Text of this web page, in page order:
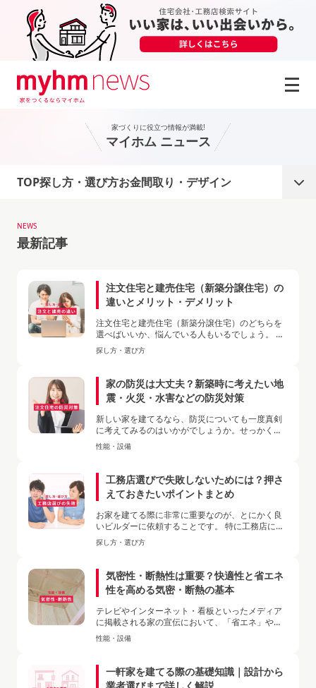
Skip to content
家づくりに役立つ情報が満載!
マイホム ニュース
TOP探し方・選び方お金間取り・デザイン
NEWS
最新記事
注文住宅と建売住宅（新築分譲住宅）の
違いとメリット・デメリット
注文住宅と建売住宅（新築分譲住宅）のどちらを
選べばいいか、悩んでいる人もいるでしょう。 注
文住宅と建売住宅（新築分譲住宅）の違いは、主
に以下の4つです。 注文住…
探し方・選び方
家の防災は大丈夫？新築時に考えたい地
震・火災・水害などの防災対策
新しい家を建てるなら、防災についても一度真剣
に考えてみるのはいかがでしょうか。せっかく建
てた大切な家が、地震や水害で壊れてしまったら
悲しいですよね。 しかし、し…
性能・設備
工務店選びで失敗しないためには？押さ
えておきたいポイントまとめ
お家を建てる際に非常に重要なのが、とにかく良
いビルダーに依頼することです。 特に工務店に依
頼する場合、業者による良し悪しがはっきりと分
かれる傾向にあります。 こ…
探し方・選び方
気密性・断熱性は重要？快適性と省エネ
性を高める気密・断熱の基本
テレビやインターネット・看板といったメディア
に掲載される家の宣伝において、「省エネ」や
「冬も快適な家」「気密性の高い家」といったキ
ャッチコピーを目にしたことはな…
性能・設備
一軒家を建てる際の基礎知識｜設計から